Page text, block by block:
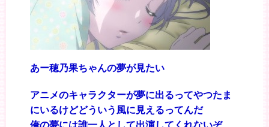
あー穂乃果ちゃんの夢が見たい
アニメのキャラクターが夢に出るってやつたま
にいるけどどういう風に見えるってんだ
俺の夢には誰一人として出演してくれないぞ